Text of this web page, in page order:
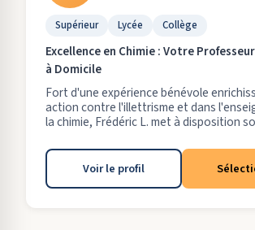
Supérieur Lycée Collège
Excellence en Chimie : Votre
à Domicile
Fort d'une expérience bénévole
action contre l'illettrisme et dans
la chimie, Frédéric L. met à disposition
Voir le profil